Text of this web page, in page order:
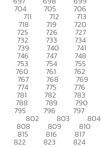
704 705 706
711 712 713
718 719 720
725 726 727
732 733 734
739 740 741
746 747 748
753 754 755
760 761 762
767 768 769
774 775 776
781 782 783
788 789 790
795 796 797
802 803 804
808 809 810
815 816 817
822 823 824